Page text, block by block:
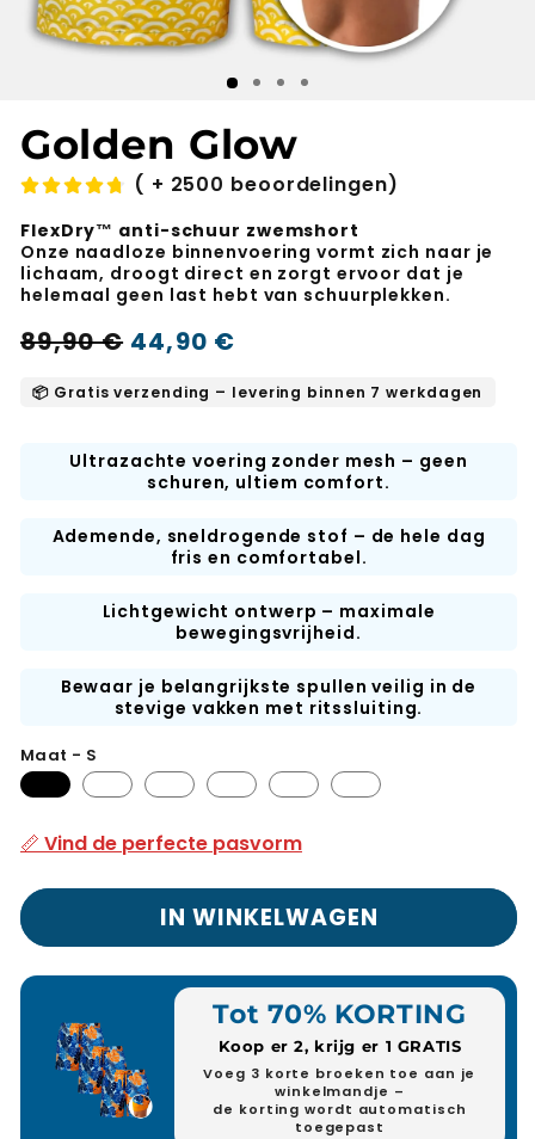
Golden Glow
( + 2500 beoordelingen)
FlexDry™ anti-schuur zwemshort
Onze naadloze binnenvoering vormt zich naar je
lichaam, droogt direct en zorgt ervoor dat je
helemaal geen last hebt van schuurplekken.
Normale
prijs
44,90 €
Verkoopprijs
89,90 €
📦 Gratis verzending – levering binnen 7 werkdagen
Ultrazachte voering zonder mesh – geen
schuren, ultiem comfort.
Ademende, sneldrogende stof – de hele dag
fris en comfortabel.
Lichtgewicht ontwerp – maximale
bewegingsvrijheid.
Bewaar je belangrijkste spullen veilig in de
stevige vakken met ritssluiting.
Maat - S
📏 Vind de perfecte pasvorm
IN WINKELWAGEN
Tot 70% KORTING
Koop er 2, krijg er 1 GRATIS
Voeg 3 korte broeken toe aan je
winkelmandje –
de korting wordt automatisch
toegepast